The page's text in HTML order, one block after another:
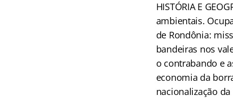
HISTÓRIA E
ambientais.
de Rondônia:
bandeiras nos
o contrabando e
economia da
nacionalização